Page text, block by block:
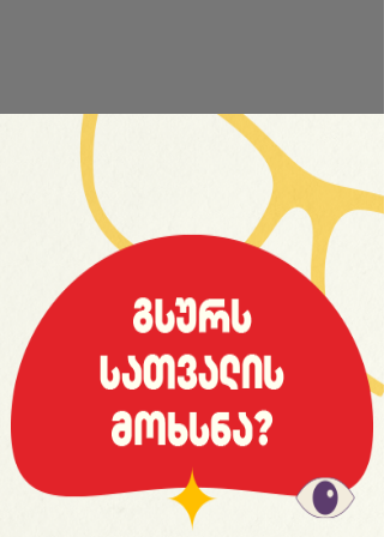
საიტის სრული ვერსია
© 2008 იანვარი, «მსოფლიო სპორტი»
ვებ-გვერდ WORLDSPORT.GE-ს ინფორმაციებისა და
ფოტომასალის გამოყენება, რედაქციასთან
შეთანხმების გარეშე, აკრძალულია!